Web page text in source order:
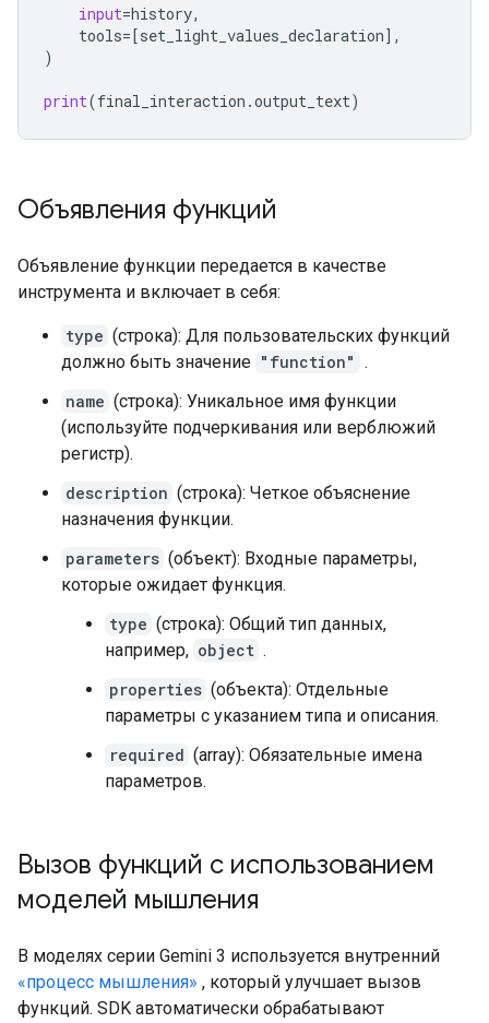
input=history,
tools= [set_light_values_declaration],
)
print(final_interaction .output_text)
Объявления функций
Объявление функции передается в качестве
инструмента и включает в себя:
type (строка): Для пользовательских функций
должно быть значение "function" .
name (строка): Уникальное имя функции
(используйте подчеркивания или верблюжий
регистр).
description (строка): Четкое объяснение
назначения функции.
parameters (объект): Входные параметры,
которые ожидает функция.
type (строка): Общий тип данных,
например, object .
properties (объекта): Отдельные
параметры с указанием типа и описания.
required (array): Обязательные имена
параметров.
Вызов функций с использованием
моделей мышления
В моделях серии Gemini 3 используется внутренний
«процесс мышления» , который улучшает вызов
функций. SDK автоматически обрабатывают